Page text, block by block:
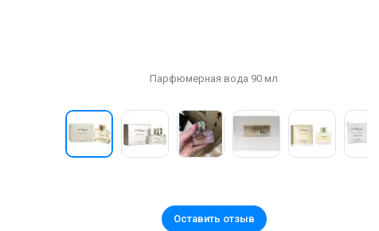
Парфюмерная вода 90 мл
Оставить отзыв